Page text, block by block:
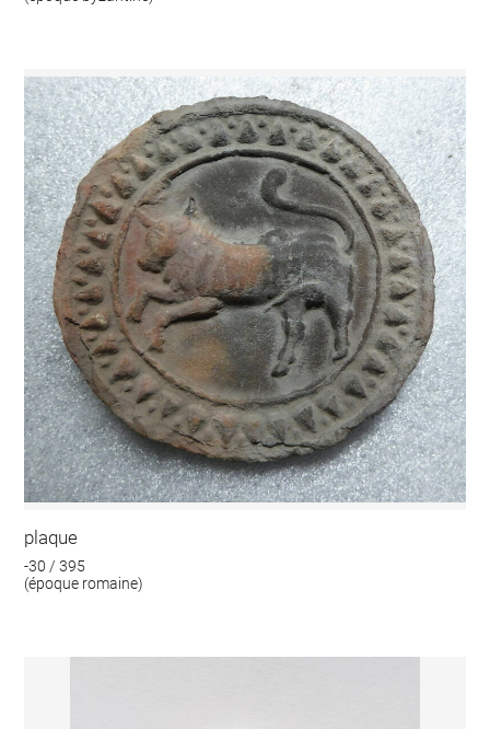
plaque
-30 / 395
(époque romaine)